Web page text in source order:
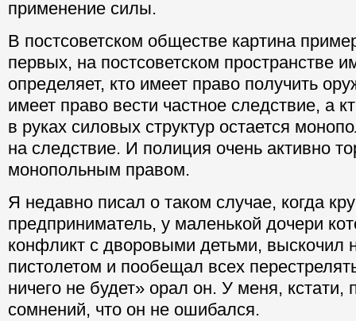
применение силы.
В постсоветском обществе картина
первых, на постсоветском пространстве
определяет, кто имеет право получить
имеет право вести частное следствие, а
в руках силовых структур остается
на следствие. И полиция очень активно
монопольным правом.
Я недавно писал о таком случае, когда
предприниматель, у маленькой дочери
конфликт с дворовыми детьми, выскочил
пистолетом и пообещал всех
ничего не будет» орал он. У меня, кстати,
сомнений, что он не ошибался.